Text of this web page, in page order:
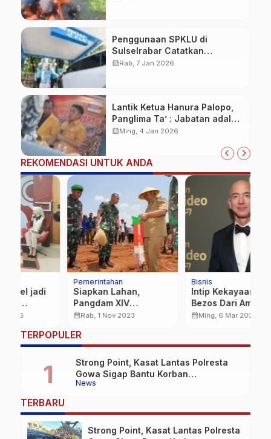
Penggunaan SPKLU di
Sulselrabar Catatkan
Kenaikan Tiga Kali Lipat di
calendar_monthRab, 7 Jan 2026
Lantik Ketua Hanura Palopo,
Panglima Ta’ : Jabatan adalah
amanah siap dipertanggung
calendar_monthMing, 4 Jan 2026
REKOMENDASI UNTUK ANDA
Pemerintahan
Siapkan Lahan,
Pangdam XIV
Hasanuddin Support
Pisang Pemprov Sulsel
Rab, 1 Nov 2023
Intip Kekayaan Jeff
Bezos Dari Amazon
Hingga Ruang
Ming, 6 Mar 2022
…
TERPOPULER
News
Strong Point, Kasat Lantas Polresta
Gowa Sigap Bantu Korban
Kecelakaan
TERBARU
Strong Point, Kasat Lantas Polresta